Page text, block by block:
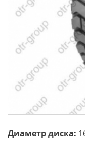
Диаметр диска: